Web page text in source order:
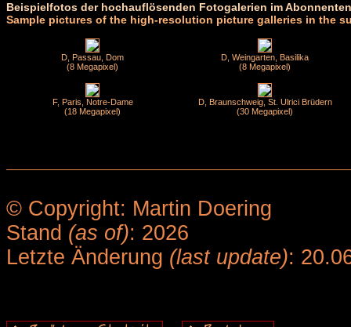
Beispielfotos der hochauflösenden Fotogalerien im
Sample pictures of the high-resolution picture galleries in the
D, Passau, Dom
(8 Megapixel)
D, Weingarten, Basilika
(8 Megapixel)
F, Paris, Notre-Dame
(18 Megapixel)
D, Braunschweig, St. Ulrici Brüdern
(30 Megapixel)
© Copyright: Martin Doering
Stand (as of): 2026
Letzte Änderung (last update):